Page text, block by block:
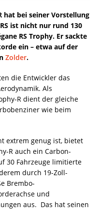
hat bei seiner Vorstellung
ist nicht nur rund 130
RS Trophy. Er sackte
ein – etwa auf der
Zolder.
die Entwickler das
Als
R dient der gleiche
wie beim
extrem genug ist, bietet
R auch ein Carbon-
30 Fahrzeuge limitierte
durch 19-Zoll-
Brembo-
und
aus. Das hat seinen